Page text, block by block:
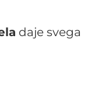
daje svega